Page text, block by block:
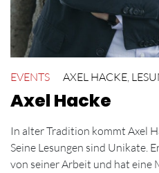
EVENTS AXEL HACKE,
Axel Hacke
In alter Tradition kommt Axel
Seine Lesungen sind Unikate.
von seiner Arbeit und hat eine